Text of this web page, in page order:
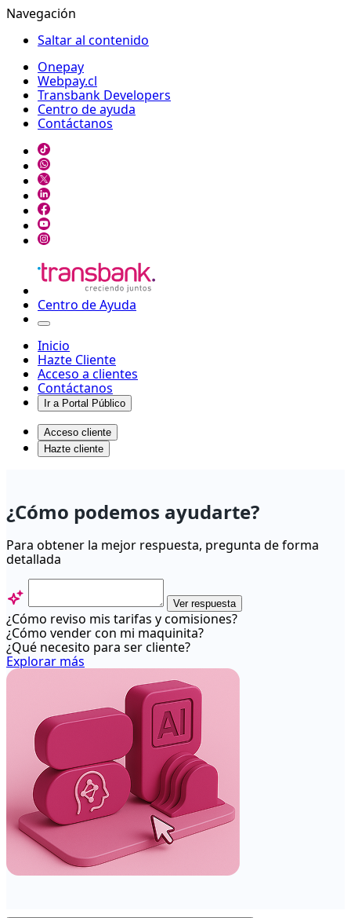
Navegación
Saltar al contenido
Onepay
Webpay.cl
Transbank Developers
Centro de ayuda
Contáctanos
Centro de Ayuda
Inicio
Hazte Cliente
Acceso a clientes
Contáctanos
Ir a Portal Público
Acceso cliente
Hazte cliente
activo
mi
Link
de
Pago
Webpay.cl?
-
Centro
de
¿Cómo podemos ayudarte?
Para obtener la mejor respuesta, pregunta de forma
detallada
Ver respuesta
¿Cómo reviso mis tarifas y comisiones?
¿Cómo vender con mi maquinita?
¿Qué necesito para ser cliente?
Explorar más